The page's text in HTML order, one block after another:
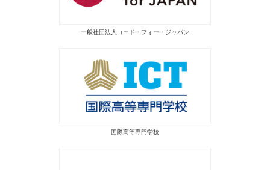
一般社団法人コード・フォー・ジャパン
国際高等専門学校